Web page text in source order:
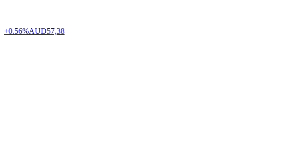
+0.56%AUD57,38